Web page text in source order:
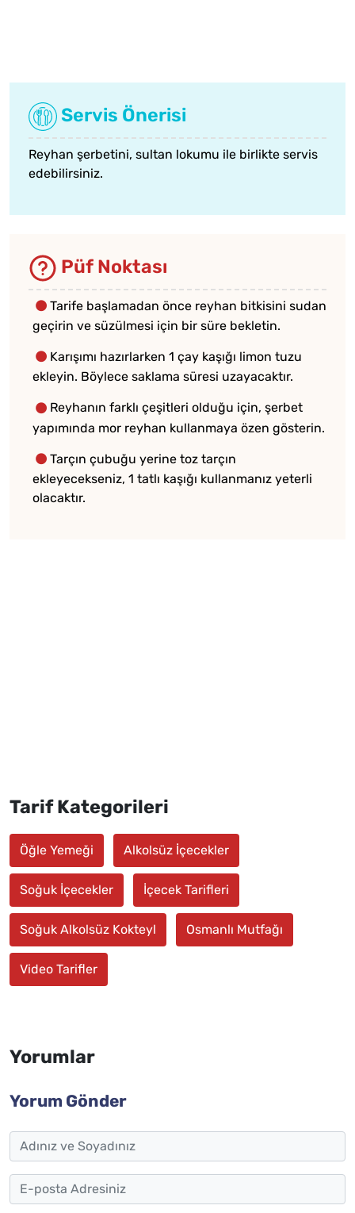
Servis Önerisi
Reyhan şerbetini, sultan lokumu ile birlikte servis
edebilirsiniz.
Püf Noktası
Tarife başlamadan önce reyhan bitkisini sudan
geçirin ve süzülmesi için bir süre bekletin.
Karışımı hazırlarken 1 çay kaşığı limon tuzu
ekleyin. Böylece saklama süresi uzayacaktır.
Reyhanın farklı çeşitleri olduğu için, şerbet
yapımında mor reyhan kullanmaya özen gösterin.
Tarçın çubuğu yerine toz tarçın
ekleyecekseniz, 1 tatlı kaşığı kullanmanız yeterli
olacaktır.
Tarif Kategorileri
Öğle Yemeği Alkolsüz İçecekler
Soğuk İçecekler İçecek Tarifleri
Soğuk Alkolsüz Kokteyl Osmanlı Mutfağı
Video Tarifler
Yorumlar
Yorum Gönder